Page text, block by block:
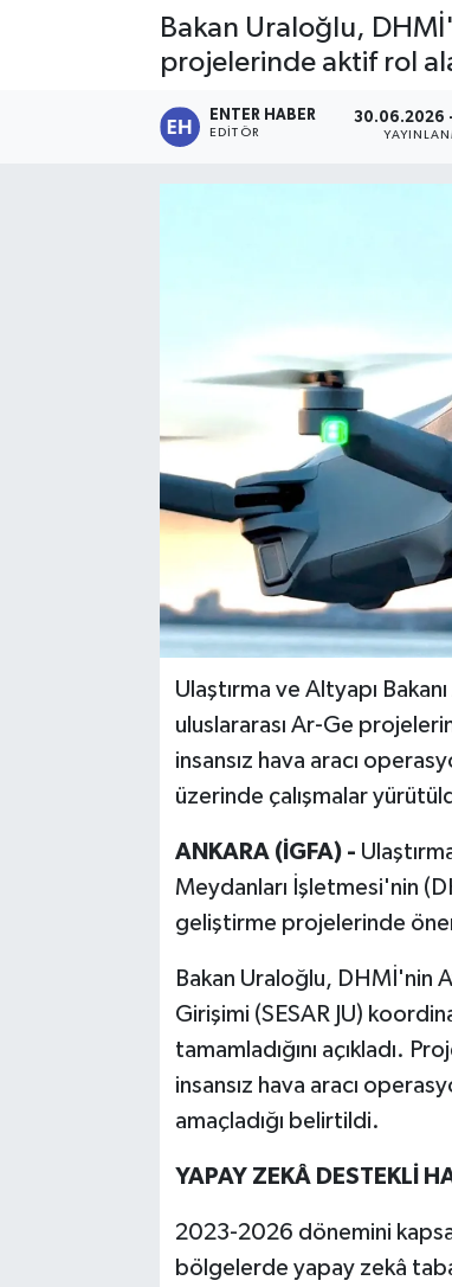
Bakan Uraloğlu,
projelerinde aktif rol
ENTER HABER
EDITÖR
30.06.2026
Ulaştırma ve Altyapı
uluslararası Ar-Ge
insansız hava aracı
üzerinde çalışmalar
ANKARA (İGFA) -
Meydanları İşletmesi'nin
geliştirme projelerinde
Bakan Uraloğlu, DHMİ'nin
Girişimi (SESAR JU)
tamamladığını açıkladı.
insansız hava aracı
amaçladığı belirtildi.
YAPAY ZEKÂ DESTEKLİ
2023-2026 dönemini
bölgelerde yapay zekâ
KÜLTÜR SANAT